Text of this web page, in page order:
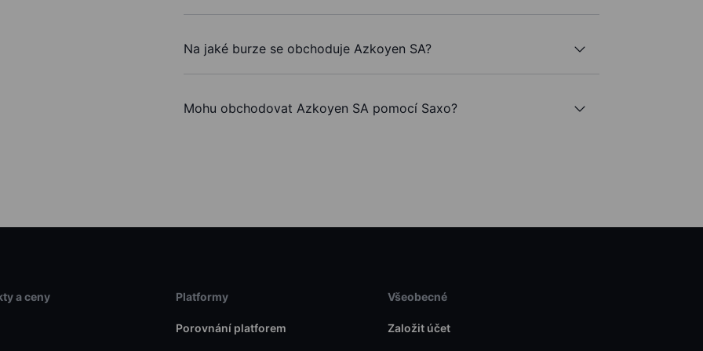
Na jaké burze se obchoduje Azkoyen SA?
Mohu obchodovat Azkoyen SA pomocí Saxo?
a ceny Platformy
Porovnání platforem
Všeobecné
Založit účet